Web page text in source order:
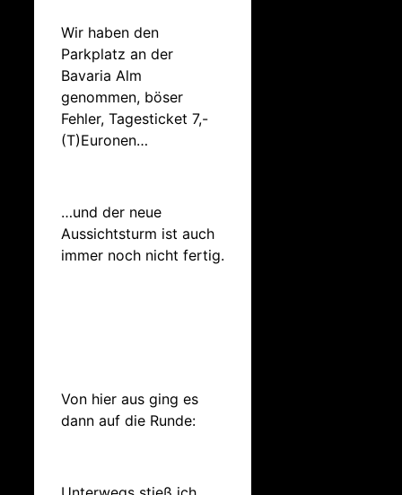
Wir haben den
Parkplatz an der
Bavaria Alm
genommen, böser
Fehler, Tagesticket 7,-
(T)Euronen…
…und der neue
Aussichtsturm ist auch
immer noch nicht fertig.
Von hier aus ging es
dann auf die Runde: